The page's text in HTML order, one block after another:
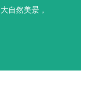
自然美景，